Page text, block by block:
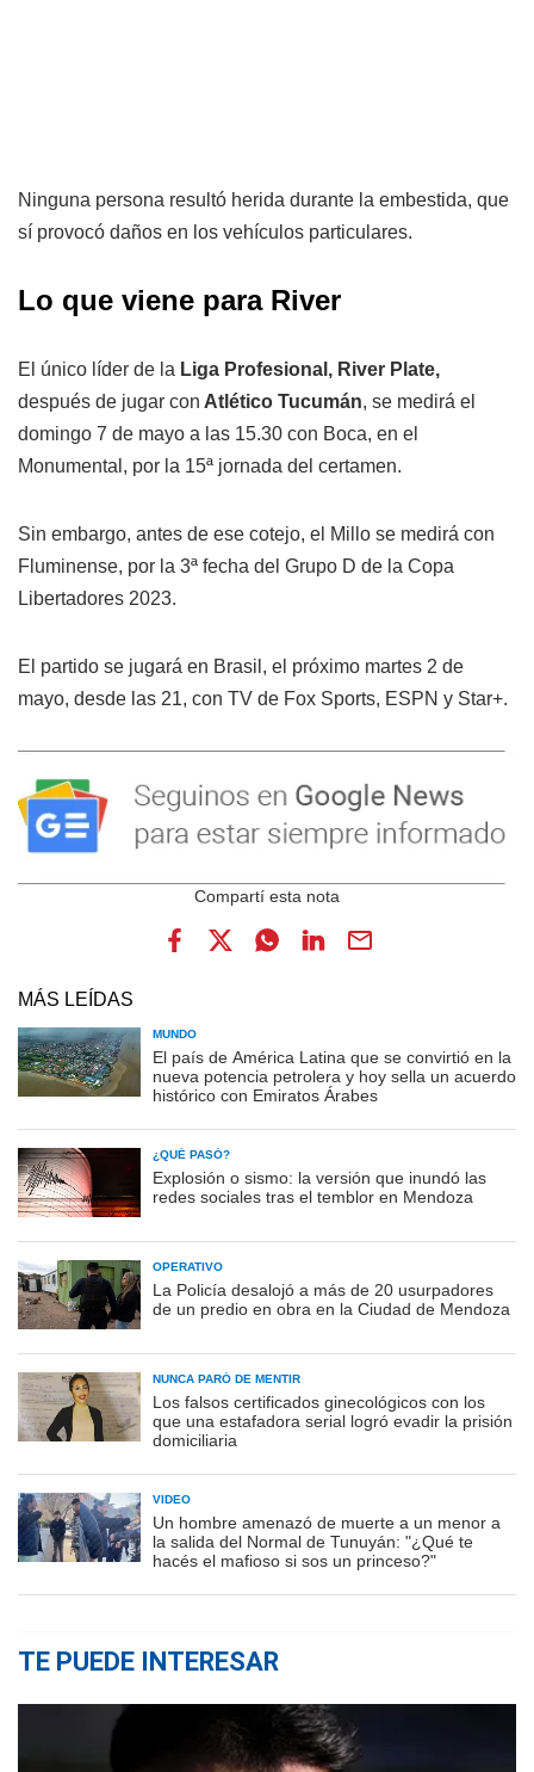
Ninguna persona resultó herida durante la embestida, que
sí provocó daños en los vehículos particulares.
Lo que viene para River
El único líder de la Liga Profesional, River Plate,
después de jugar con Atlético Tucumán, se medirá el
domingo 7 de mayo a las 15.30 con Boca, en el
Monumental, por la 15ª jornada del certamen.
Sin embargo, antes de ese cotejo, el Millo se medirá con
Fluminense, por la 3ª fecha del Grupo D de la Copa
Libertadores 2023.
El partido se jugará en Brasil, el próximo martes 2 de
mayo, desde las 21, con TV de Fox Sports, ESPN y Star+.
MÁS LEÍDAS
MUNDO
El país de América Latina que se convirtió en la
nueva potencia petrolera y hoy sella un acuerdo
histórico con Emiratos Árabes
¿QUÉ PASÓ?
Explosión o sismo: la versión que inundó las
redes sociales tras el temblor en Mendoza
OPERATIVO
La Policía desalojó a más de 20 usurpadores
de un predio en obra en la Ciudad de Mendoza
NUNCA PARÓ DE MENTIR
Los falsos certificados ginecológicos con los
que una estafadora serial logró evadir la prisión
domiciliaria
VIDEO
Un hombre amenazó de muerte a un menor a
la salida del Normal de Tunuyán: "¿Qué te
hacés el mafioso si sos un princeso?"
TE PUEDE INTERESAR